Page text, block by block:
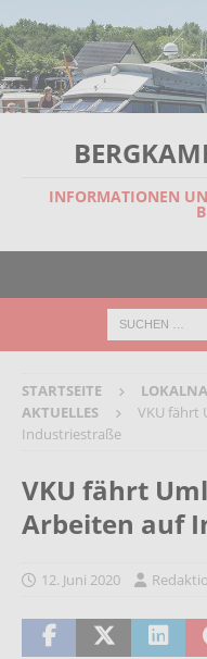
INFORMATIONEN
STARTSEITE
AKTUELLES
VKU fährt
Industriestraße
VKU fährt
Arbeiten auf
12. Juni 2020